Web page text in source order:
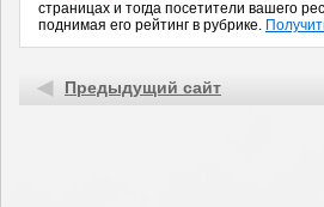
страницах и тогда посетители вашего
поднимая его рейтинг в рубрике.
Предыдущий сайт